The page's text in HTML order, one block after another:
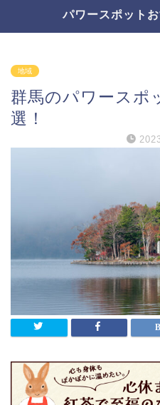
パワースポット
地域
群馬のパワースポ
選！